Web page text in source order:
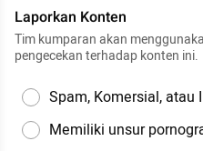
Laporkan Konten
Tim kumparan akan
pengecekan terhadap konten ini.
Spam, Komersial, atau
Memiliki unsur